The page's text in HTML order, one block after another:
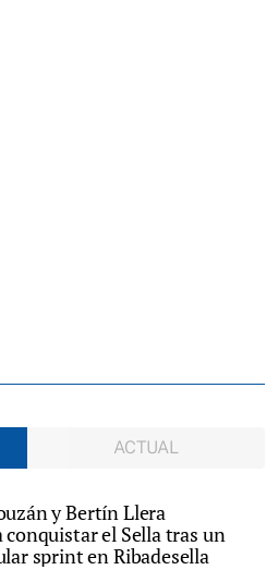
ACTUAL
y Bertín Llera
conquistar el Sella tras un
sprint en Ribadesella